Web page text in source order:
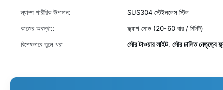
ল্যাম্প শারীরিক উপাদান: SUS304 স্টেইনলেস স্টিল
কাজের অবস্থা::
ফ্ল্যাশ মোড (20-60 বার / মিনিট)
বিশেষভাবে তুলে ধরা
সৌর টাওয়ার লাইট, সৌর চালিত নেতৃত্বে